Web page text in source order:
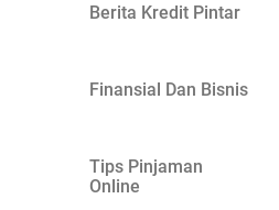
Berita Kredit Pintar
Finansial Dan Bisnis
Tips Pinjaman
Online